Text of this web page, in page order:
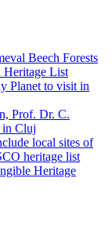
Beech Forests
Heritage List
Planet to visit in
Prof. Dr. C.
in Cluj
local sites of
heritage list
Heritage